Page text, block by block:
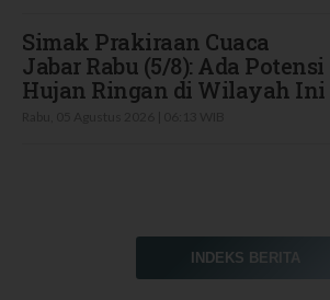
Simak Prakiraan Cuaca
Jabar Rabu (5/8): Ada Potensi
Hujan Ringan di Wilayah Ini
INDEKS BERITA